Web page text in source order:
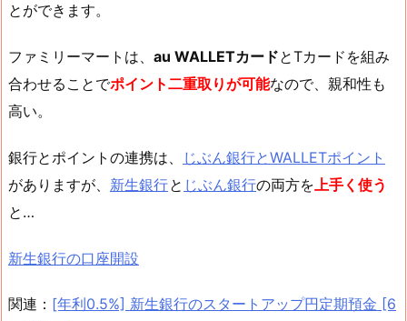
とができます。
ファミリーマートは、 au WALLETカードとTカードを組み
合わせることでポイント二重取りが可能なので、親和性も
高い。
銀行とポイントの連携は、
じぶん銀行とWALLETポイント
がありますが、 新生銀行と じぶん銀行の両方を 上手く使う
と…
新生銀行の口座開設
関連： [年利0.5%] 新生銀行のスタートアップ円定期預金 [6